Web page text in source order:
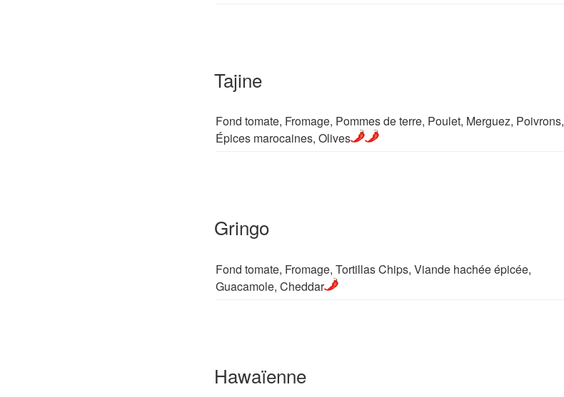
Tajine
Fond tomate, Fromage, Pommes de terre, Poulet, Merguez, Poivrons,
Épices marocaines, Olives
Gringo
Fond tomate, Fromage, Tortillas Chips, Viande hachée épicée,
Guacamole, Cheddar
Hawaïenne